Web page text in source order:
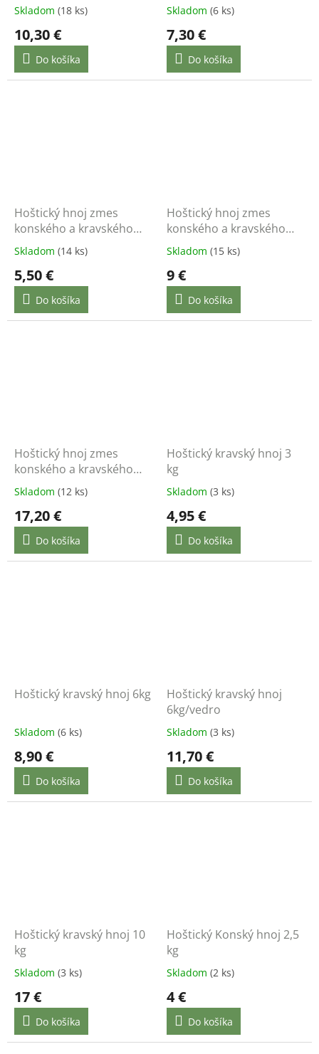
Skladom (18 ks)
10,30 €
Do košíka
Skladom (6 ks)
7,30 €
Do košíka
Hoštický hnoj zmes
konského a kravského
hnoja 3 kg
Skladom (14 ks)
5,50 €
Do košíka
Hoštický hnoj zmes
konského a kravského
hnoja 6 kg
Skladom (15 ks)
9 €
Do košíka
Hoštický hnoj zmes
konského a kravského
hnoja 10 kg
Skladom (12 ks)
17,20 €
Do košíka
Hoštický kravský hnoj 3
kg
Skladom (3 ks)
4,95 €
Do košíka
Hoštický kravský hnoj 6kg
Skladom (6 ks)
8,90 €
Do košíka
Hoštický kravský hnoj
6kg/vedro
Skladom (3 ks)
11,70 €
Do košíka
Hoštický kravský hnoj 10
kg
Skladom (3 ks)
17 €
Do košíka
Hoštický Konský hnoj 2,5
kg
Skladom (2 ks)
4 €
Do košíka